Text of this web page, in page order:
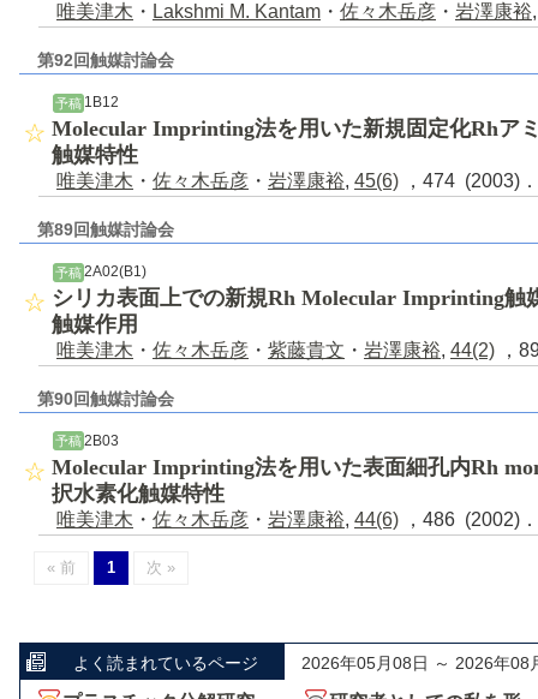
唯美津木 ・ Lakshmi M. Kantam ・ 佐々木岳彦 ・ 岩澤康裕
第92回触媒討論会
予稿1B12
Molecular Imprinting法を用いた新規固定化Rhア
触媒特性
唯美津木 ・ 佐々木岳彦 ・ 岩澤康裕, 45(6) ，474 (2003)
第89回触媒討論会
予稿2A02(B1)
シリカ表面上での新規Rh Molecular Imprinting触
触媒作用
唯美津木 ・ 佐々木岳彦 ・ 紫藤貴文 ・ 岩澤康裕, 44(2) ，
第90回触媒討論会
予稿 2B03
Molecular Imprinting法を用いた表面細孔内Rh
択水素化触媒特性
唯美津木 ・ 佐々木岳彦 ・ 岩澤康裕, 44(6) ，486 (2002)
« 前 1 次 »
よく読まれているページ 2026年05月08日 ～ 2026年08